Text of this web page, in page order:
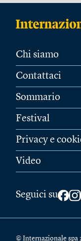
Chi siamo
Contattaci
Sommario
Festival
Privacy e
Video
Seguici su
© Internazionale spa